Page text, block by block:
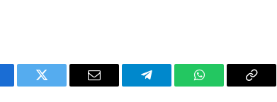
Twitter Email Telegram WhatsAppCopy